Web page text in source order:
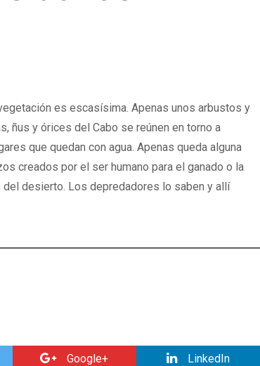
es escasísima. Apenas unos arbustos y
ñus y órices del Cabo se reúnen en torno a
que quedan con agua. Apenas queda alguna
creados por el ser humano para el ganado o la
desierto. Los depredadores lo saben y allí
Google+ LinkedIn